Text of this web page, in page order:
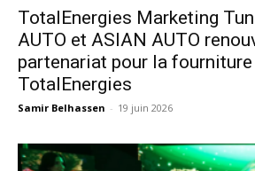
TotalEnergies Marketing
AUTO et ASIAN AUTO
partenariat pour la
TotalEnergies
Samir Belhassen - 19 juin 2026